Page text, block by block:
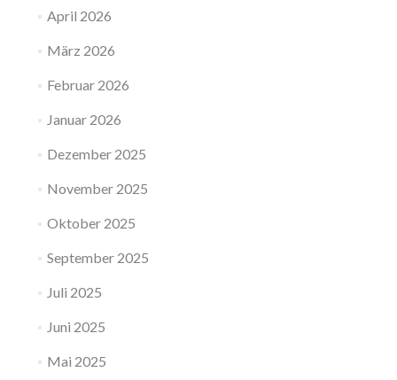
April 2026
März 2026
Februar 2026
Januar 2026
Dezember 2025
November 2025
Oktober 2025
September 2025
Juli 2025
Juni 2025
Mai 2025